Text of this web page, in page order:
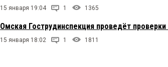
15 января 19:04 1 1365
Омская Гострудинспекция проведёт
15 января 18:02 1 1811